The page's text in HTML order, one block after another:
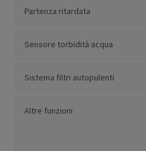
Partenza ritardata
Sensore torbidità acqua
Sistema filtri autopulenti
Altre funzioni